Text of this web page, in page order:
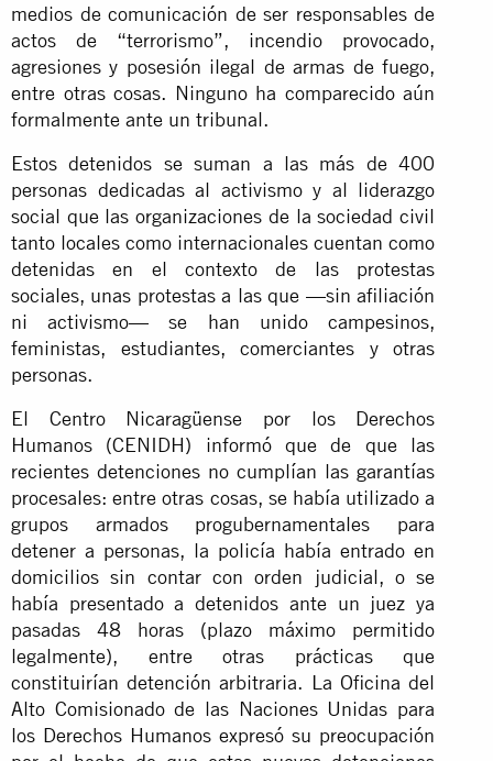
medios de comunicación de ser responsables de
actos de “terrorismo”, incendio provocado,
agresiones y posesión ilegal de armas de fuego,
entre otras cosas. Ninguno ha comparecido aún
formalmente ante un tribunal.
Estos detenidos se suman a las más de 400
personas dedicadas al activismo y al liderazgo
social que las organizaciones de la sociedad civil
tanto locales como internacionales cuentan como
detenidas en el contexto de las protestas
sociales, unas protestas a las que —sin afiliación
ni activismo— se han unido campesinos,
feministas, estudiantes, comerciantes y otras
personas.
El Centro Nicaragüense por los Derechos
Humanos (CENIDH) informó que de que las
recientes detenciones no cumplían las garantías
procesales: entre otras cosas, se había utilizado a
grupos armados progubernamentales para
detener a personas, la policía había entrado en
domicilios sin contar con orden judicial, o se
había presentado a detenidos ante un juez ya
pasadas 48 horas (plazo máximo permitido
legalmente), entre otras prácticas que
constituirían detención arbitraria. La Oficina del
Alto Comisionado de las Naciones Unidas para
los Derechos Humanos expresó su preocupación